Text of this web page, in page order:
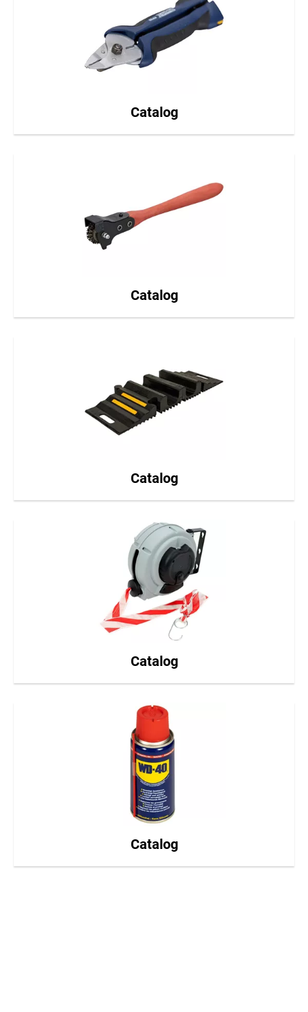
Catalog
Catalog
Catalog
Catalog
Catalog